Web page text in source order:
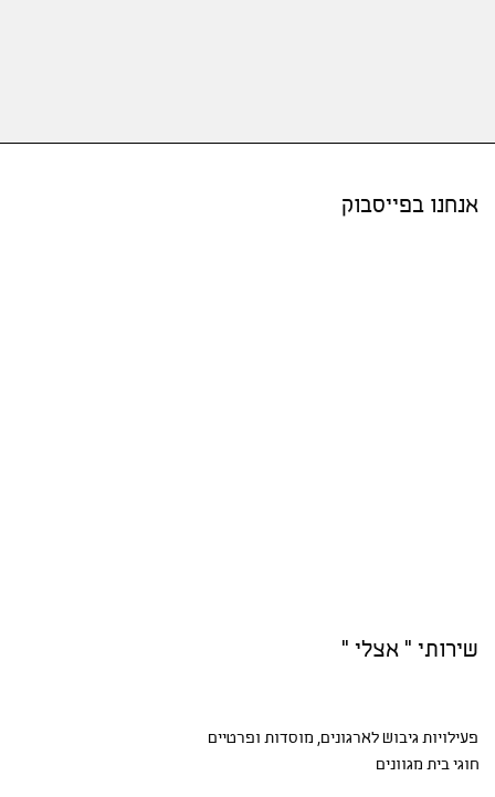
אנחנו בפייסבוק
שירותי " אצלי "
פעילויות גיבושלארגונים, מוסדות ופרטיים
חוגי בית מגוונים